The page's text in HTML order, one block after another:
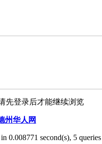
先登录后才能继续浏览
州华人网
in 0.008771 second(s), 5